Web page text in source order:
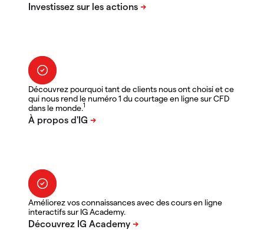
Découvrez pourquoi tant de clients nous ont choisi et ce
qui nous rend le numéro 1 du courtage en ligne sur CFD
dans le monde.1
Améliorez vos connaissances avec des cours en ligne
interactifs sur IG Academy.